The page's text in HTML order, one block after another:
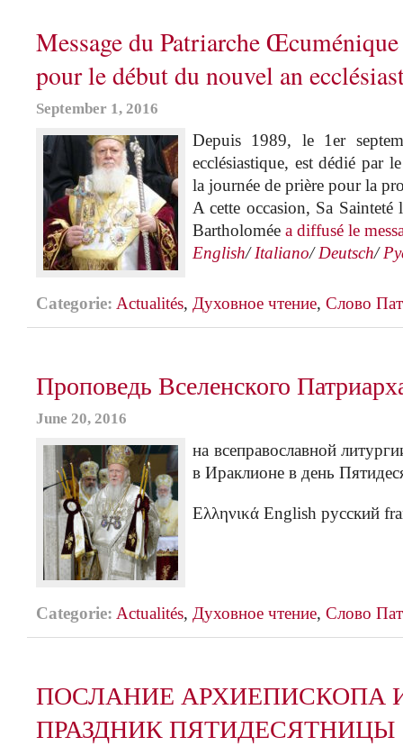
Message du Patriarche
pour le début du nouvel an
September 1, 2016
Depuis 1989, le 1er
ecclésiastique, est dédié par
la journée de prière pour la
A cette occasion, Sa
Bartholomée a diffusé le
English/Italiano/Deutsch/
Categorie: Actualités, Духовное чтение, Слово
Проповедь Вселенского
June 20, 2016
на всеправославной
в Ираклионе в день
Ελληνικά English русский
Categorie: Actualités, Духовное чтение, Слово
ПОСЛАНИЕ АРХИЕПИСКОПА
ПРАЗДНИК ПЯТИДЕСЯТНИЦЫ